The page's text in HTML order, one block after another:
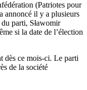
(Patriotes pour
annoncé il y a plusieurs
parti, Sławomir
si la date de l’élection
dès ce mois-ci. Le parti
de la société